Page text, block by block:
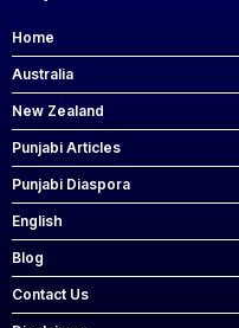
Home
Australia
New Zealand
Punjabi Articles
Punjabi Diaspora
English
Blog
Contact Us